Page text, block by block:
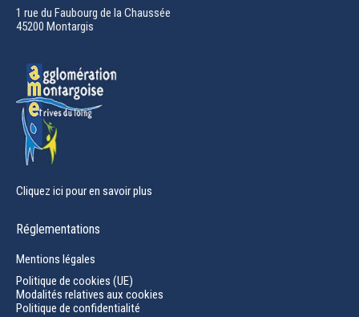
in
new
1 rue du Faubourg de la Chaussée
45200 Montargis
Cliquez ici pour en savoir plus
Réglementations
Mentions légales
Politique de cookies (UE)
Modalités relatives aux cookies
Politique de confidentialité